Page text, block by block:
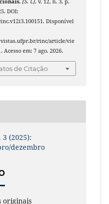
,[S. l.], v. 12, n. 3, p.
DOI:
Disponível
rinc/article/vie
Acesso em: 7 ago. 2026.
de Citação
3 (2025):
dezembro
originais